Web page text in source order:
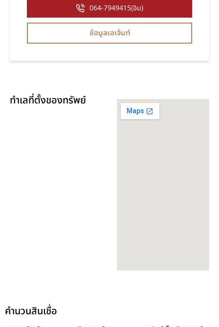
064-7949415(อิม)
ข้อมูลเอเจ้นท์
ทำเลที่ตั้งของทรัพย์
คำนวนสินเชื่อ